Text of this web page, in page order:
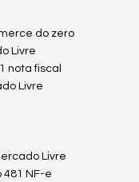
do zero
Livre
nota fiscal
Livre
Livre
481 NF-e